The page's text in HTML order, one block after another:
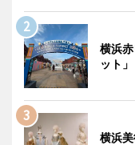
横浜
ット
横浜